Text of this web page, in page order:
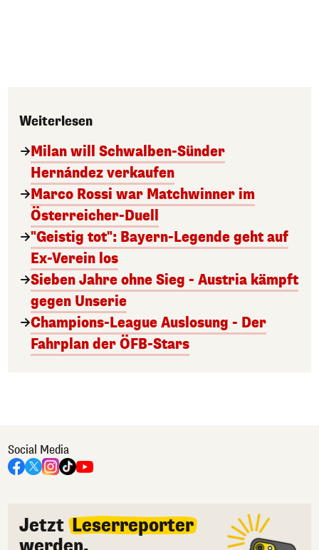
Weiterlesen
Milan will Schwalben-Sünder
Hernández verkaufen
Marco Rossi war Matchwinner im
Österreicher-Duell
"Geistig tot": Bayern-Legende geht auf
Ex-Verein los
Sieben Jahre ohne Sieg - Austria kämpft
gegen Unserie
Champions-League Auslosung - Der
Fahrplan der ÖFB-Stars
Social Media
Jetzt Leserreporter